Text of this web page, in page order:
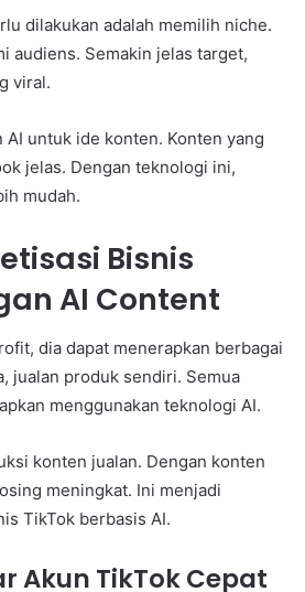
dilakukan adalah memilih niche.
audiens. Semakin jelas target,
viral.
AI untuk ide konten. Konten yang
jelas. Dengan teknologi ini,
mudah.
Bisnis
AI Content
dia dapat menerapkan berbagai
jualan produk sendiri. Semua
menggunakan teknologi AI.
konten jualan. Dengan konten
meningkat. Ini menjadi
TikTok berbasis AI.
Akun TikTok Cepat